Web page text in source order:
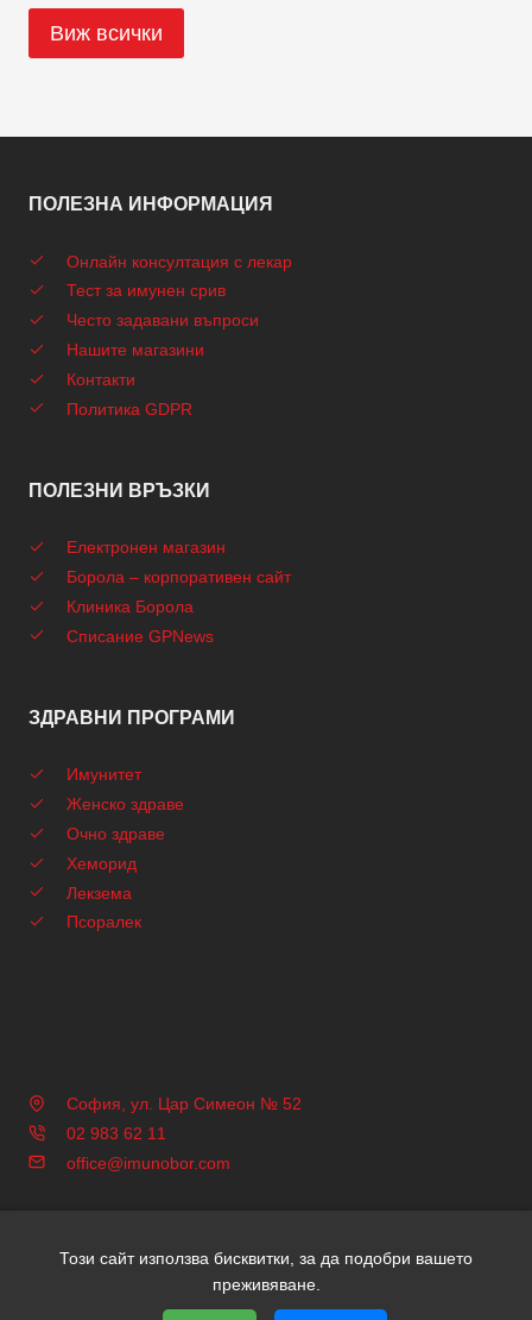
Виж всички
ПОЛЕЗНА ИНФОРМАЦИЯ
Онлайн консултация с лекар
Тест за имунен срив
Често задавани въпроси
Нашите магазини
Контакти
Политика GDPR
ПОЛЕЗНИ ВРЪЗКИ
Електронен магазин
Борола – корпоративен сайт
Клиника Борола
Списание GPNews
ЗДРАВНИ ПРОГРАМИ
Имунитет
Женско здраве
Очно здраве
Хеморид
Лекзема
Псоралек
София, ул. Цар Симеон № 52
02 983 62 11
office@imunobor.com
Copyright © 2026 Имунобор | Всички права запазени | Уеб
Този сайт използва бисквитки, за да подобри вашето
преживяване.